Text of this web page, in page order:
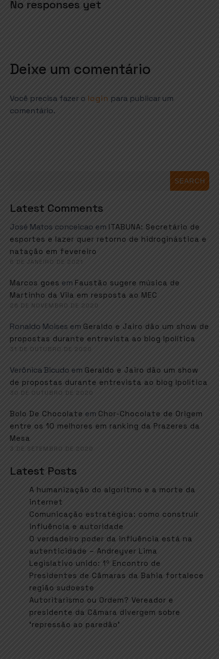
No responses yet
Deixe um comentário
Você precisa fazer o login para publicar um
comentário.
SEARCH
Latest Comments
José Matos conceicao em ITABUNA: Secretário de
esportes e lazer quer retorno de hidroginástica e
natação em fevereiro
6 DE JANEIRO DE 2021
Marcos goes em Faustão sugere música de
Martinho da Vila em resposta ao MEC
26 DE NOVEMBRO DE 2020
Ronaldo Moises em Geraldo e Jairo dão um show de
propostas durante entrevista ao blog Ipolítica
31 DE OUTUBRO DE 2020
Verônica Bicudo em Geraldo e Jairo dão um show
de propostas durante entrevista ao blog Ipolítica
30 DE OUTUBRO DE 2020
Bolo De Chocolate em Chor-Chocolate de Origem
entre os 10 melhores em ranking da Prazeres da
Mesa
3 DE SETEMBRO DE 2020
Latest Posts
A humanização do algoritmo e a morte da
internet
Comunicação estratégica: como construir
influência e autoridade
O verdadeiro poder da influência está na
autenticidade – Andreyver Lima
Legislativo unido: 1º Encontro de
Presidentes de Câmaras da Bahia fortalece
região sudoeste
Autoritarismo ou Ordem? Vereador e
presidente da Câmara divergem sobre
‘repressão ao paredão’